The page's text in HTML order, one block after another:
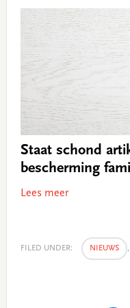
Staat schond
bescherming
Lees meer
FILED UNDER: NIEUWS ,